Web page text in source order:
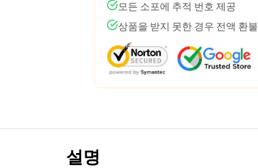
모든 소포에 추적 번호 제공
상품을 받지 못한 경우 전액 환불
설명